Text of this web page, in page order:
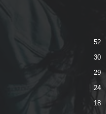
52
30
29
24
18